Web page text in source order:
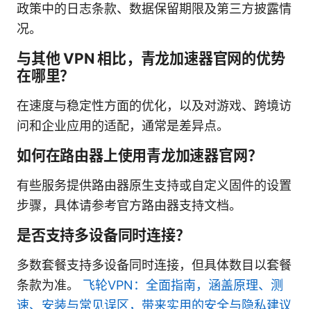
政策中的日志条款、数据保留期限及第三方披露情
况。
与其他 VPN 相比，青龙加速器官网的优势
在哪里？
在速度与稳定性方面的优化，以及对游戏、跨境访
问和企业应用的适配，通常是差异点。
如何在路由器上使用青龙加速器官网？
有些服务提供路由器原生支持或自定义固件的设置
步骤，具体请参考官方路由器支持文档。
是否支持多设备同时连接？
多数套餐支持多设备同时连接，但具体数目以套餐
条款为准。 飞轮VPN：全面指南，涵盖原理、测
速、安装与常见误区，带来实用的安全与隐私建议